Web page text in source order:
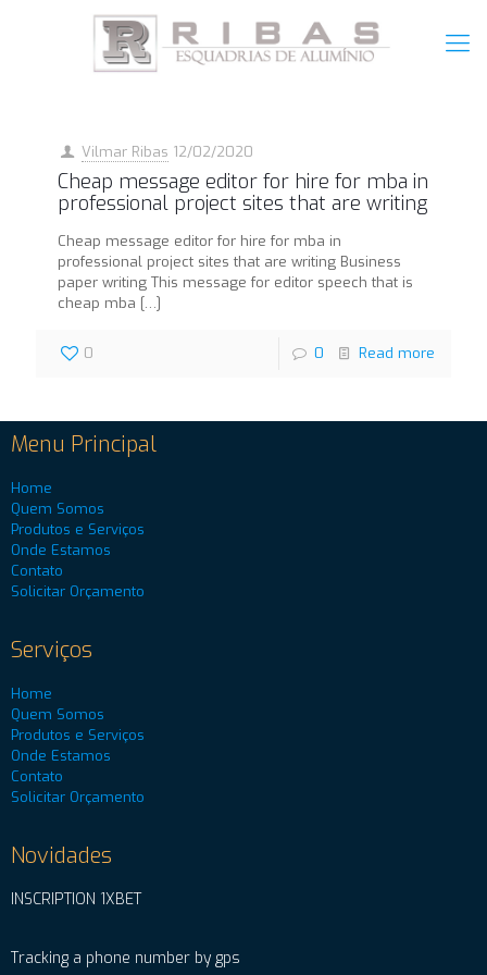
Vilmar Ribas 12/02/2020
Cheap message editor for hire for mba in
professional project sites that are writing
Cheap message editor for hire for mba in
professional project sites that are writing Business
paper writing This message for editor speech that is
cheap mba […]
0 0 Read more
Menu Principal
Home
Quem Somos
Produtos e Serviços
Onde Estamos
Contato
Solicitar Orçamento
Serviços
Home
Quem Somos
Produtos e Serviços
Onde Estamos
Contato
Solicitar Orçamento
Novidades
INSCRIPTION 1XBET
Tracking a phone number by gps